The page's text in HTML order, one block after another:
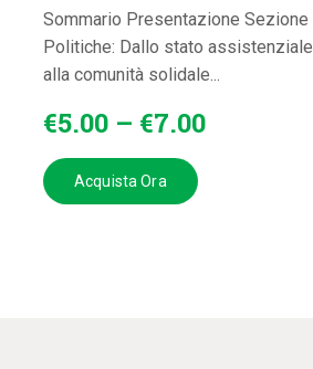
Sommario Presentazione Sezione
Politiche: Dallo stato assistenziale
alla comunità solidale...
€5.00 – €7.00
Acquista Ora